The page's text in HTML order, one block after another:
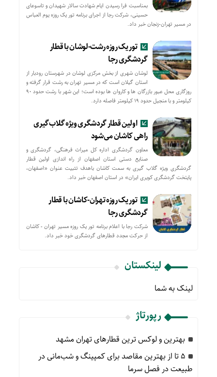
بمناسبت فرا رسیدن ایام شهادت سالار شهیدان و تاسوعای
حسینی، شرکت رجا از اجرای برنامه تور یک روزه یوم العباس
در مسیر تهران-زنجان خبر داد.
تور یک روزه رشت-لوشان با قطار
گردشگری رجا
لوشان شهری از بخش مرکزی لوشان در شهرستان رودبار از
استان گیلان است که در مسیر تهران به رشت قرار گرفته و
روزگاری محل عبور بازرگان ها و کاروان ها بوده است؛ این شهر با رشت حدود ۹۰
کیلومتر و با منجیل حدود ۱۹ کیلومتر فاصله دارد.
اولین قطار گردشگری ویژه گلاب‌گیری
راهی کاشان می‌شود
معاون گردشگری اداره کل میراث فرهنگی، گردشگری و
صنایع دستی استان اصفهان از راه اندازی اولین قطار
گردشگری ویژه گلاب گیری به سمت کاشان باهدف تثبیت عنوان «اصفهان،
پایتخت گردشگری کویری ایران» در استان اصفهان خبر داد.
تور یک روزه تهران-کاشان با قطار
گردشگری رجا
شرکت رجا با اعلام برنامه تور یک روزه مسیر تهران - کاشان
از حركت مجدد قطارهای گردشگری خود خبر داد.
لینکستان
لینک به شما
رپورتاژ
بهترین و لوکس ترین قطارهای تهران مشهد
۵ تا از بهترین مقاصد برای کمپینگ و شب‌مانی در
طبیعت در فصل سرما